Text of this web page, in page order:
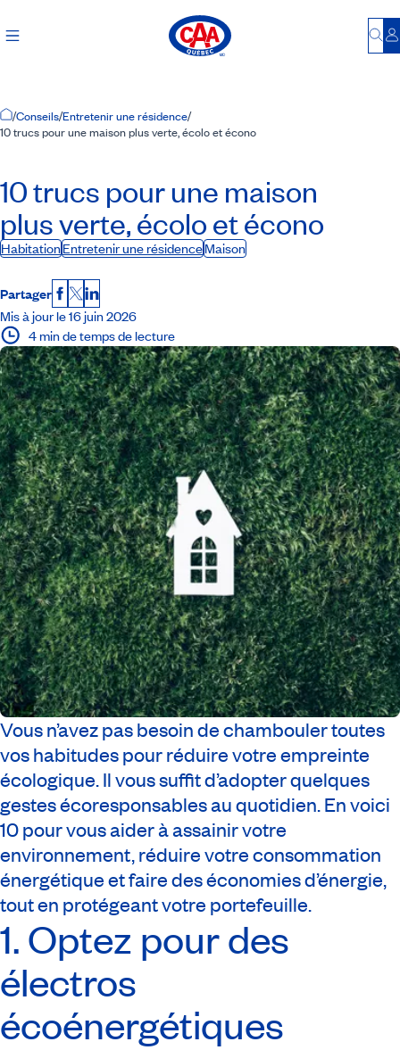
Accueil
/Conseils/Entretenir une résidence/
10 trucs pour une maison plus verte, écolo et écono
10 trucs pour une maison
plus verte, écolo et écono
HabitationEntretenir une résidenceMaison
Partager Facebook
X LinkedIn
Mis à jour le 16 juin 2026
4 min de temps de lecture
Vous n’avez pas besoin de chambouler toutes
vos habitudes pour réduire votre empreinte
écologique. Il vous suffit d’adopter quelques
gestes écoresponsables au quotidien. En voici
10 pour vous aider à assainir votre
environnement, réduire votre consommation
énergétique et faire des économies d’énergie,
tout en protégeant votre portefeuille.
1. Optez pour des
électros
écoénergétiques